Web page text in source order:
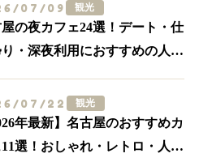
07/09 観光
の夜カフェ24選！デート・仕
・深夜利用におすすめの人気
07/22 観光
年最新】名古屋のおすすめカ
選！おしゃれ・レトロ・人気